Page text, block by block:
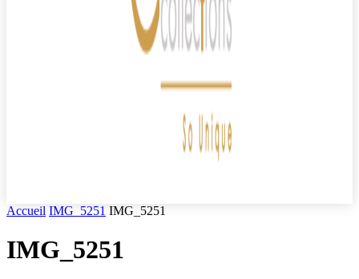
Accueil IMG_5251 IMG_5251
IMG_5251